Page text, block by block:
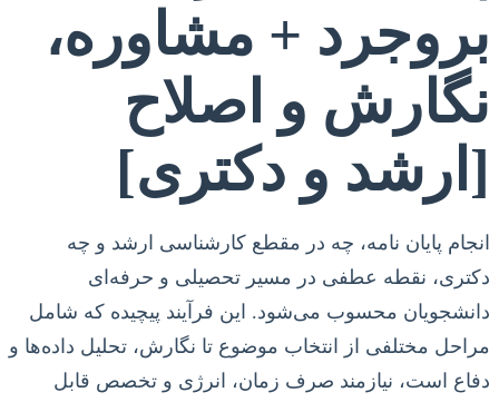
بروجرد + مشاوره،
نگارش و اصلاح
[ارشد و دکتری]
انجام پایان نامه، چه در مقطع کارشناسی ارشد و چه
دکتری، نقطه عطفی در مسیر تحصیلی و حرفه‌ای
دانشجویان محسوب می‌شود. این فرآیند پیچیده که شامل
مراحل مختلفی از انتخاب موضوع تا نگارش، تحلیل داده‌ها و
دفاع است، نیازمند صرف زمان، انرژی و تخصص قابل